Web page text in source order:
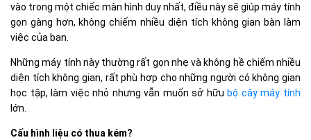
vào trong một chiếc màn hình duy nhất, điều này sẽ giúp máy tính
gọn gàng hơn, không chiếm nhiều diện tích không gian bàn làm
việc của bạn.
Những máy tính này thường rất gọn nhẹ và không hề chiếm nhiều
diện tích không gian, rất phù hợp cho những người có không gian
học tập, làm việc nhỏ nhưng vẫn muốn sở hữu bộ cây máy tính
lớn.
Cấu hình liệu có thua kém?